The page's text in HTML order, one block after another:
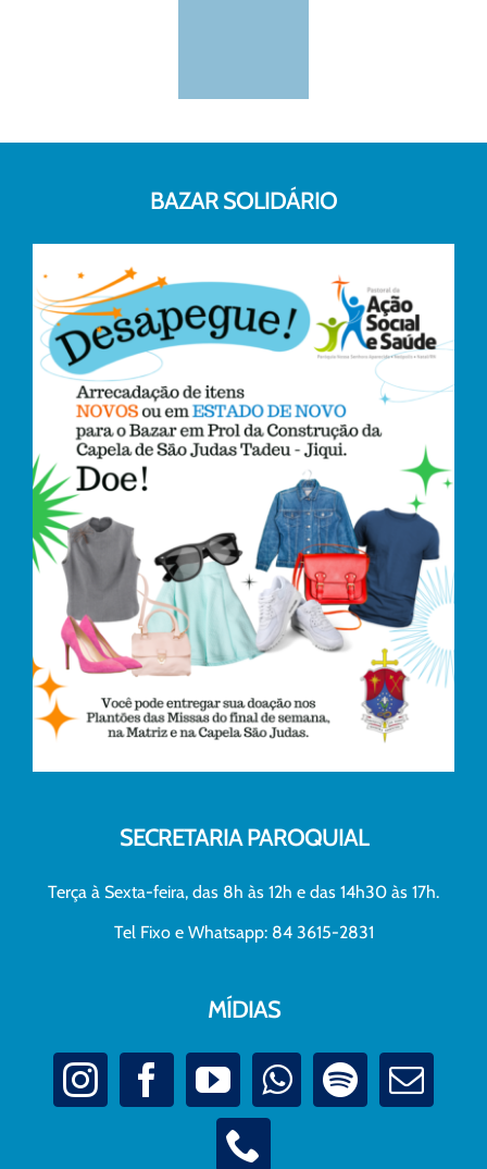
BAZAR SOLIDÁRIO
SECRETARIA PAROQUIAL
Terça à Sexta-feira, das 8h às 12h e das 14h30 às 17h.
Tel Fixo e Whatsapp: 84 3615-2831
MÍDIAS